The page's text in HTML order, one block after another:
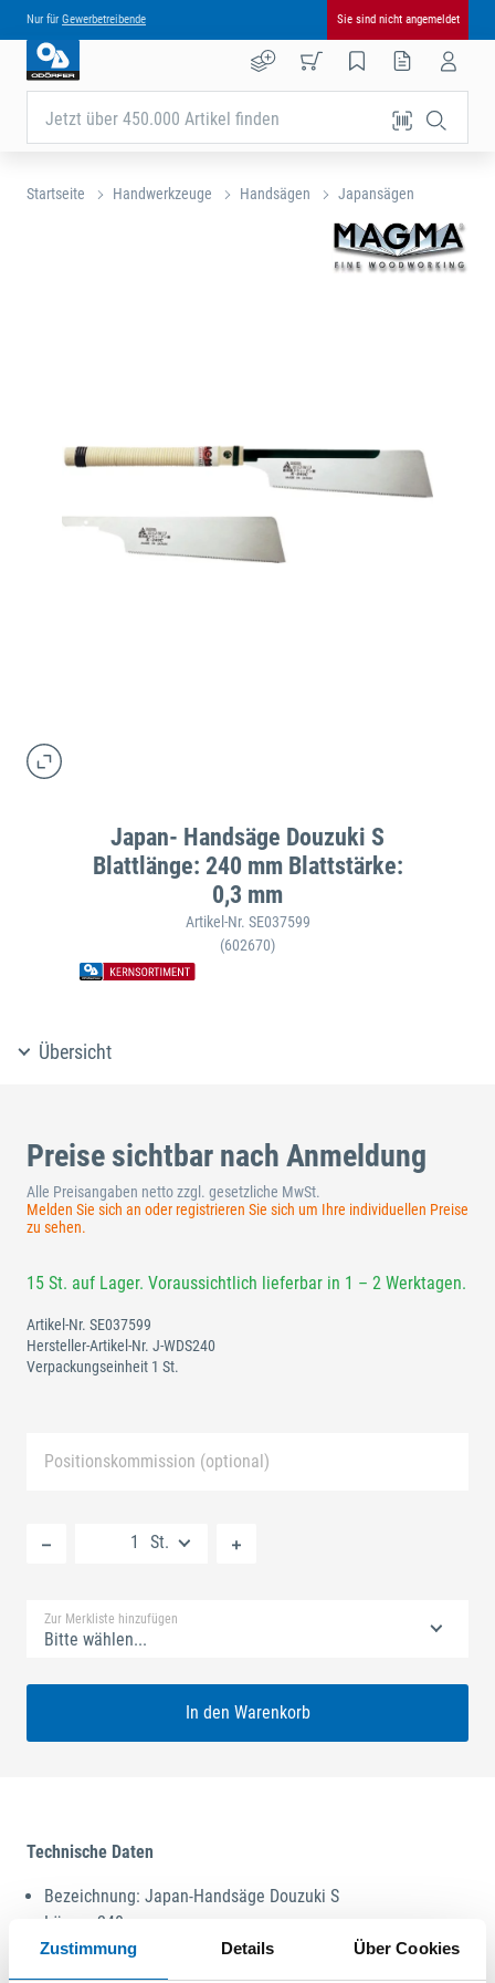
Zustimmung Details Über Cookies
Nur für Gewerbetreibende Sie sind nicht angemeldet
Jetzt über 450.000 Artikel finden
Startseite Handwerkzeuge Handsägen Japansägen
Japan- Handsäge Douzuki S
Blattlänge: 240 mm Blattstärke:
0,3 mm
Artikel-Nr. SE037599
(602670)
Übersicht
Preise sichtbar nach Anmeldung
Alle Preisangaben netto zzgl. gesetzliche MwSt.
Melden Sie sich an oder registrieren Sie sich um Ihre individuellen Preise
zu sehen.
15 St. auf Lager. Voraussichtlich lieferbar in 1 – 2 Werktagen.
Artikel-Nr. SE037599
Hersteller-Artikel-Nr. J-WDS240
Verpackungseinheit 1 St.
Positionskommission (optional)
St.
Zur Merkliste hinzufügen
Bitte wählen...
In den Warenkorb
Technische Daten
Bezeichnung: Japan-Handsäge Douzuki S
Länge: 240 mm
Stärke: 0,3 mm